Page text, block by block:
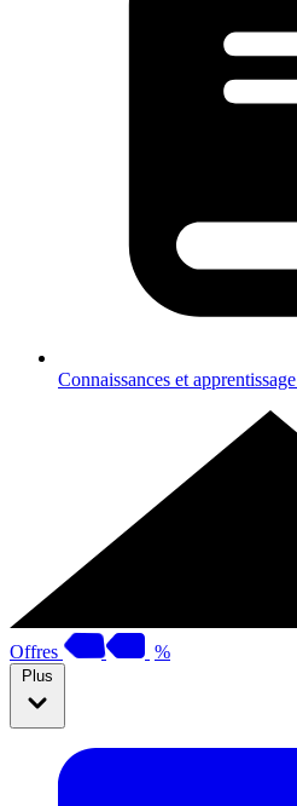
Connaissances et apprentissage
Offres %
Plus